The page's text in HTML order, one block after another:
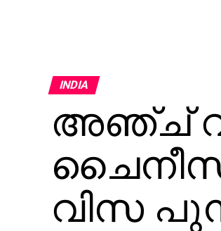
INDIA
അഞ്ച്
ചൈനീസ്
വിസ